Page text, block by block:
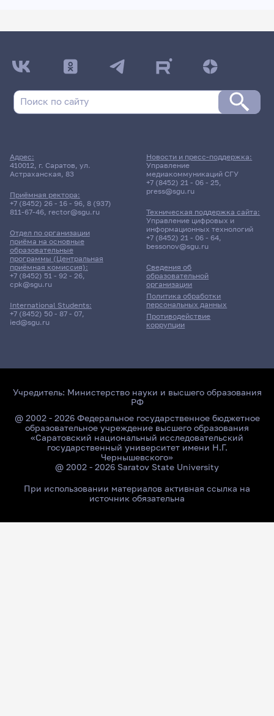
Адрес:
410012, г. Саратов, ул.
Астраханская, 83
Приёмная ректора:
+7 (8452) 26 - 16 - 96, 8 (937)
811-67-46, rector@sgu.ru
Отдел по организации
приёма на основные
образовательные
программы (Центральная
приёмная комиссия):
+7 (8452) 51 - 92 - 26,
cpk@sgu.ru
International Students:
+7 (8452) 50 - 87 - 07,
ied@sgu.ru
Сведения об
образовательной
организации
Политика обработки
персональных данных
Противодействие
коррупции
Новости и пресс-поддержка:
Управление
медиакоммуникаций СГУ
+7 (8452) 21 - 06 - 25,
press@sgu.ru
Техническая поддержка сайта:
Управление цифровых и
информационных технологий
+7 (8452) 21 - 06 - 64,
bessonov@sgu.ru
Учредитель: Министерство науки и высшего образования
РФ
@ 2002 - 2026 Федеральное государственное бюджетное
образовательное учреждение высшего образования
«Саратовский национальный исследовательский
государственный университет имени Н.Г.
Чернышевского»
@ 2002 - 2026 Saratov State University
При использовании материалов активная ссылка на
источник обязательна